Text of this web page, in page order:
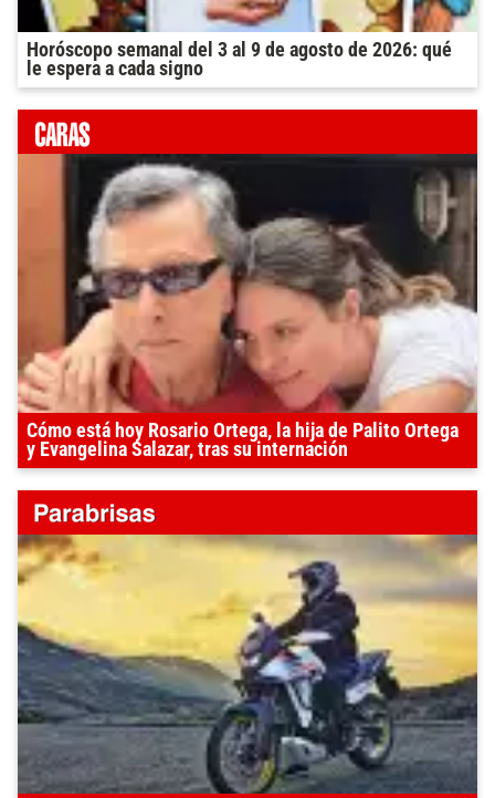
Horóscopo semanal del 3 al 9 de agosto de 2026: qué
le espera a cada signo
Cómo está hoy Rosario Ortega, la hija de Palito Ortega
y Evangelina Salazar, tras su internación